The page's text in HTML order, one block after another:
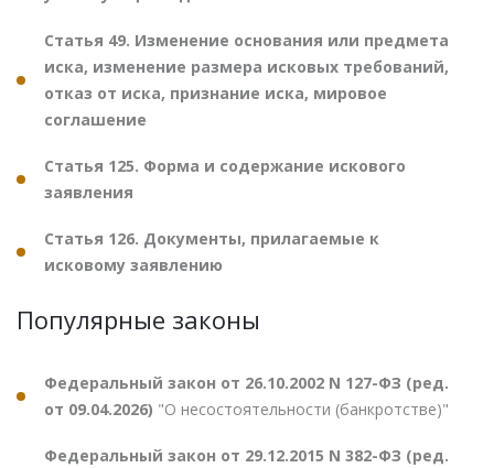
Статья 49. Изменение основания или предмета
иска, изменение размера исковых требований,
отказ от иска, признание иска, мировое
соглашение
Статья 125. Форма и содержание искового
заявления
Статья 126. Документы, прилагаемые к
исковому заявлению
Популярные законы
Федеральный закон от 26.10.2002 N 127-ФЗ (ред.
от 09.04.2026) "О несостоятельности (банкротстве)"
Федеральный закон от 29.12.2015 N 382-ФЗ (ред.